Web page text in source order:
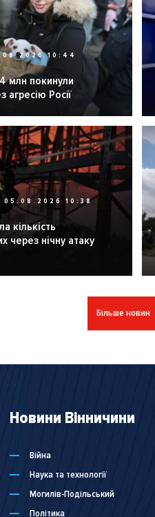
10:44
млн покинули
агресію Росії
05.08.2026 10:38
кількість
через нічну атаку
Більше новин
Новини Вінничини
Війна
Наука та технології
Могилів-Подільський
Політика